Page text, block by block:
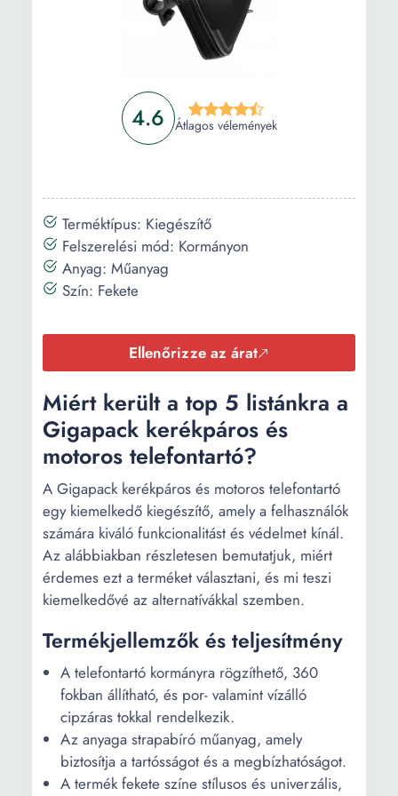
4.6 Átlagos vélemények
Terméktípus: Kiegészítő
Felszerelési mód: Kormányon
Anyag: Műanyag
Szín: Fekete
Ellenőrizze az árat
Miért került a top 5 listánkra a
Gigapack kerékpáros és
motoros telefontartó?
A Gigapack kerékpáros és motoros telefontartó
egy kiemelkedő kiegészítő, amely a felhasználók
számára kiváló funkcionalitást és védelmet kínál.
Az alábbiakban részletesen bemutatjuk, miért
érdemes ezt a terméket választani, és mi teszi
kiemelkedővé az alternatívákkal szemben.
Termékjellemzők és teljesítmény
A telefontartó kormányra rögzíthető, 360
fokban állítható, és por- valamint vízálló
cipzáras tokkal rendelkezik.
Az anyaga strapabíró műanyag, amely
biztosítja a tartósságot és a megbízhatóságot.
A termék fekete színe stílusos és univerzális,